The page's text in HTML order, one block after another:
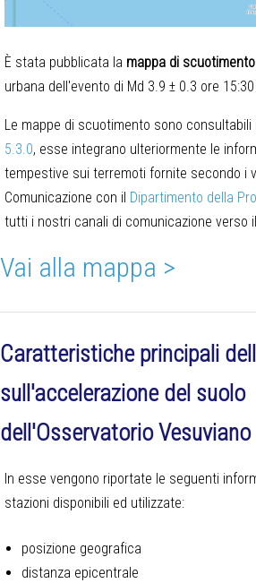
È stata pubblicata la mappa di scuotimento
urbana dell'evento di Md 3.9 ± 0.3 ore
Le mappe di scuotimento sono consultabili
5.3.0, esse integrano ulteriormente le
tempestive sui terremoti fornite secondo i
Comunicazione con il Dipartimento della
tutti i nostri canali di comunicazione verso
Vai alla mappa >
Caratteristiche principali
sull'accelerazione del suolo
dell'Osservatorio Vesuviano
In esse vengono riportate le seguenti
stazioni disponibili ed utilizzate:
posizione geografica
distanza epicentrale